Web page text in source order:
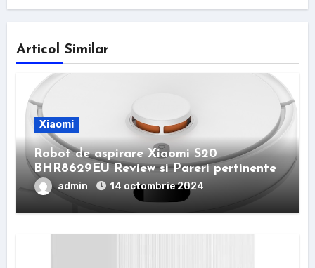
Articol Similar
Xiaomi
Robot de aspirare Xiaomi S20
BHR8629EU Review si Pareri pertinente
admin 14 octombrie 2024